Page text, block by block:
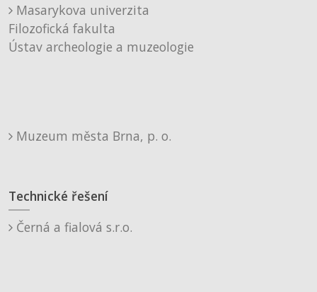
Masarykova univerzita
Filozofická fakulta
Ústav archeologie a muzeologie
Muzeum města Brna, p. o.
Technické řešení
Černá a fialová s.r.o.